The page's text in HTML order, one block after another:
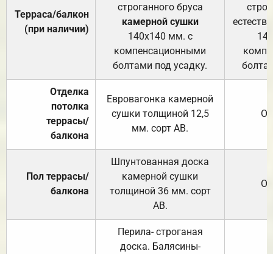
Терраса/балкон
(при наличии)
строганного бруса
камерной сушки
140х140 мм. с
компенсационными
болтами под усадку.
Отделка
потолка
террасы/
балкона
Евровагонка камерной
сушки толщиной 12,5
мм. сорт АВ.
Пол террасы/
балкона
Шпунтованная доска
камерной сушки
толщиной 36 мм. сорт
АВ.
Перила- строганая
доска. Балясины-